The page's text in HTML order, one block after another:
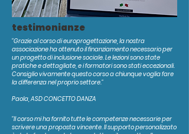
testimonianze
"Grazie al corso di europrogettazione, la nostra
associazione ha ottenuto il finanziamento necessario per
un progetto di inclusione sociale. Le lezioni sono state
pratiche e dettagliate, e i formatori sono stati eccezionali.
Consiglio vivamente questo corso a chiunque voglia fare
la differenza nel proprio settore."
Paola, ASD CONCETTO DANZA
"Il corso mi ha fornito tutte le competenze necessarie per
scrivere una proposta vincente. Il supporto personalizzato